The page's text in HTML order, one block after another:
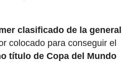
clasificado de la general
colocado para conseguir el
título de Copa del Mundo